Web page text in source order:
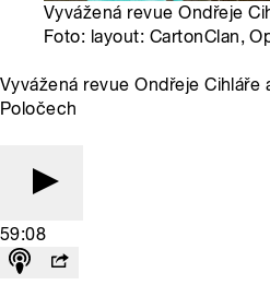
Vyvážená revue Ondřeje
Foto: layout: CartonClan,
Vyvážená revue Ondřeje
Poločech
59:08